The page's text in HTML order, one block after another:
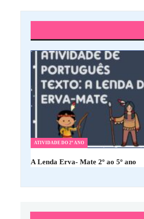
ATIVIDADE DO 2º ANO
A Lenda Erva- Mate 2º ao 5º ano